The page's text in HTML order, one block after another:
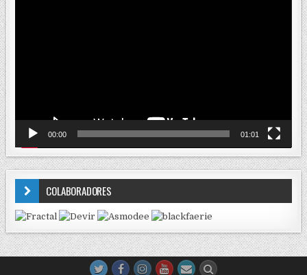
00:00 01:01
COLABORADORES